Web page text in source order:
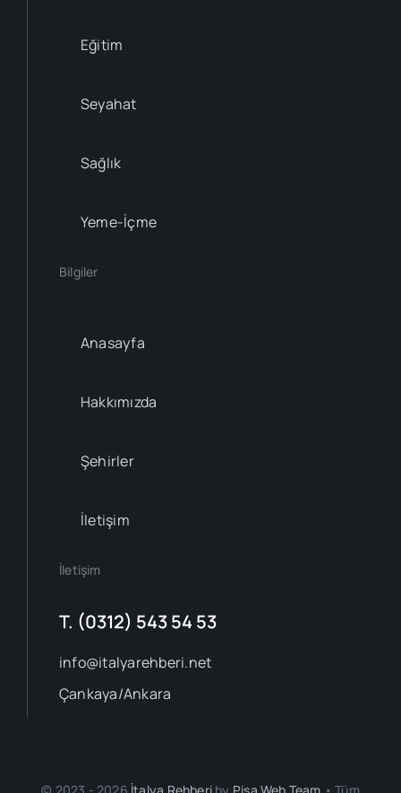
Eğitim
Seyahat
Sağlık
Yeme-İçme
Bilgiler
Anasayfa
Hakkımızda
Şehirler
İletişim
İletişim
T. (0312) 543 54 53
info@italyarehberi.net
Çankaya/Ankara
© 2023 - 2026 İtalya Rehberi by Pisa Web Team • Tüm